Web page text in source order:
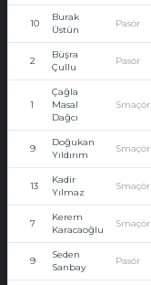
10
Burak
Üstün
Pasör
2
Büşra
Çullu
Pasör
1
Çağla
Masal
Dağcı
Smaçör
9
Doğukan
Yıldırım
Smaçör
13
Kadir
Yılmaz
Smaçör
7
Kerem
Karacaoğlu
Smaçör
9
Seden
Sanbay
Pasör